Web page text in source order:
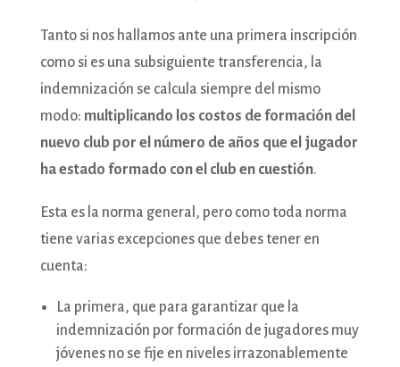
Tanto si nos hallamos ante una primera inscripción
como si es una subsiguiente transferencia, la
indemnización se calcula siempre del mismo
modo: multiplicando los costos de formación del
nuevo club por el número de años que el jugador
ha estado formado con el club en cuestión.
Esta es la norma general, pero como toda norma
tiene varias excepciones que debes tener en
cuenta:
La primera, que para garantizar que la
indemnización por formación de jugadores muy
jóvenes no se fije en niveles irrazonablemente